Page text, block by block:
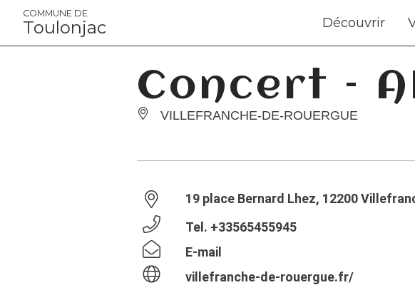
Panneau de gestion des cookies
COMMUNE DE
Toulonjac Découvrir
Concert –
VILLEFRANCHE-DE-ROUERGUE
19 place Bernard Lhez, 12200
Tel. +33565455945
E-mail
villefranche-de-rouergue.fr/